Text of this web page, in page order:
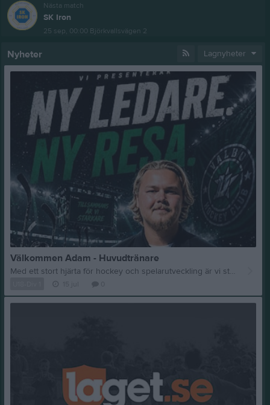
Nästa match
SK Iron
25 sep, 00:00 Björkvallsvägen 2
Nyheter Lagnyheter
Välkommen Adam - Huvudtränare
Med ett stort hjärta för hockey och spelarutveckling är vi stolta över att presentera Adam Larsson som ny huvudtränare för Valbo HC U18-2. Om sitt ledarskap säger Adam: "Vi spelar för klubbmärket och inte för namnet på ryggen. Mitt mål är att utveckla spelarna så mycket som möjligt och skapa ett lag som alltid spelar för varandra." Med starkt engagemang, tydliga värderingar och fokus på utveckling ser vi fram emot en spännande säsong tillsammans. Varmt välkommen till Valbo HC, Adam!💚🤍🖤